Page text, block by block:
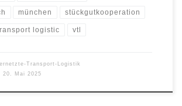
münchen stückgutkooperation
logistic vtl
Transport-Logistik
20. Mai 2025